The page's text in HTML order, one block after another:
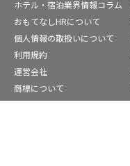
ホテル・宿泊業界情報コラム
おもてなしHRについて
個人情報の取扱いについて
利用規約
運営会社
商標について